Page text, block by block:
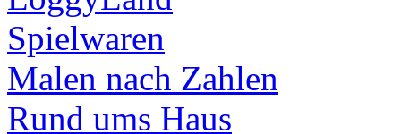
Spielwaren
Malen nach Zahlen
Rund ums Haus